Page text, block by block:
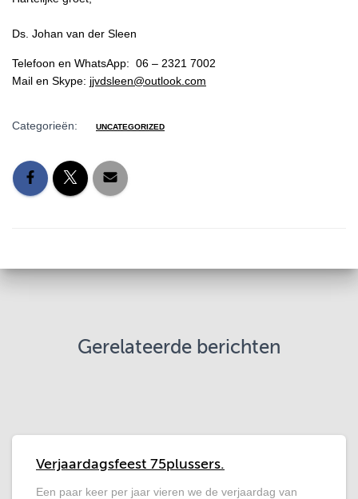
Ds. Johan van der Sleen
Telefoon en WhatsApp: 06 – 2321 7002
Mail en Skype: jjvdsleen@outlook.com
Categorieën: UNCATEGORIZED
Gerelateerde berichten
Verjaardagsfeest 75plussers.
Een paar keer per jaar vieren we de verjaardag van